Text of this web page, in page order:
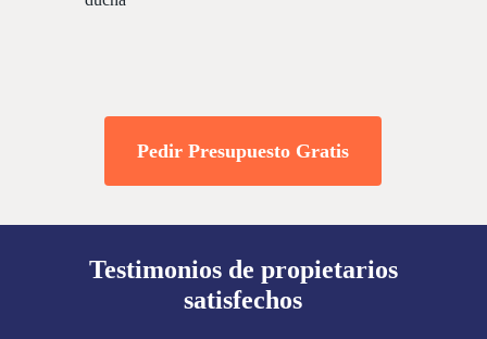
Pedir Presupuesto Gratis
Testimonios de propietarios
satisfechos